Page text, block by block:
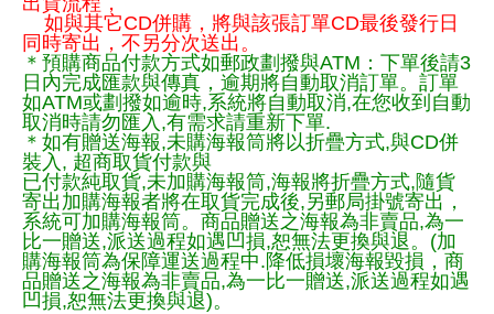
如與其它CD併購，將與該張訂單CD最後發行日
同時寄出，不另分次送出。
＊預購商品付款方式如郵政劃撥與ATM：下單後請3
日內完成匯款與傳真，逾期將自動取消訂單。訂單
如ATM或劃撥如逾時,系統將自動取消,在您收到自動
取消時請勿匯入,有需求請重新下單.
＊如有贈送海報,未購海報筒將以折疊方式,與CD併
裝入, 超商取貨付款與
已付款純取貨,未加購海報筒,海報將折疊方式,隨貨
寄出加購海報者將在取貨完成後,另郵局掛號寄出，
系統可加購海報筒。商品贈送之海報為非賣品,為一
比一贈送,派送過程如遇凹損,恕無法更換與退。(加
購海報筒為保障運送過程中.降低損壞海報毀損，商
品贈送之海報為非賣品,為一比一贈送,派送過程如遇
凹損,恕無法更換與退)。